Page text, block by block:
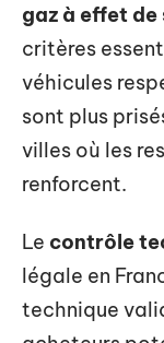
gaz à effet de
critères
véhicules
sont plus
villes où les
renforcent.
Le contrôle
légale en
technique